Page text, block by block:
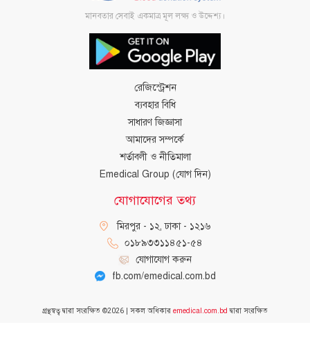
মানবতার সেবাই একমাত্র মূল লক্ষ্য ও উদ্দেশ্য।
রেজিস্ট্রেশন
ব্যবহার বিধি
সাধারণ জিজ্ঞাসা
আমাদের সম্পর্কে
শর্তাবলী ও নীতিমালা
Emedical Group (যোগ দিন)
যোগাযোগের তথ্য
মিরপুর - ১২, ঢাকা - ১২১৬
০১৮৯৩৩১১৪৫১-৫৪
যোগাযোগ করুন
fb.com/emedical.com.bd
গ্রন্থস্বত্ব দ্বারা সংরক্ষিত ©2026 | সকল অধিকার emedical.com.bd দ্বারা সংরক্ষিত